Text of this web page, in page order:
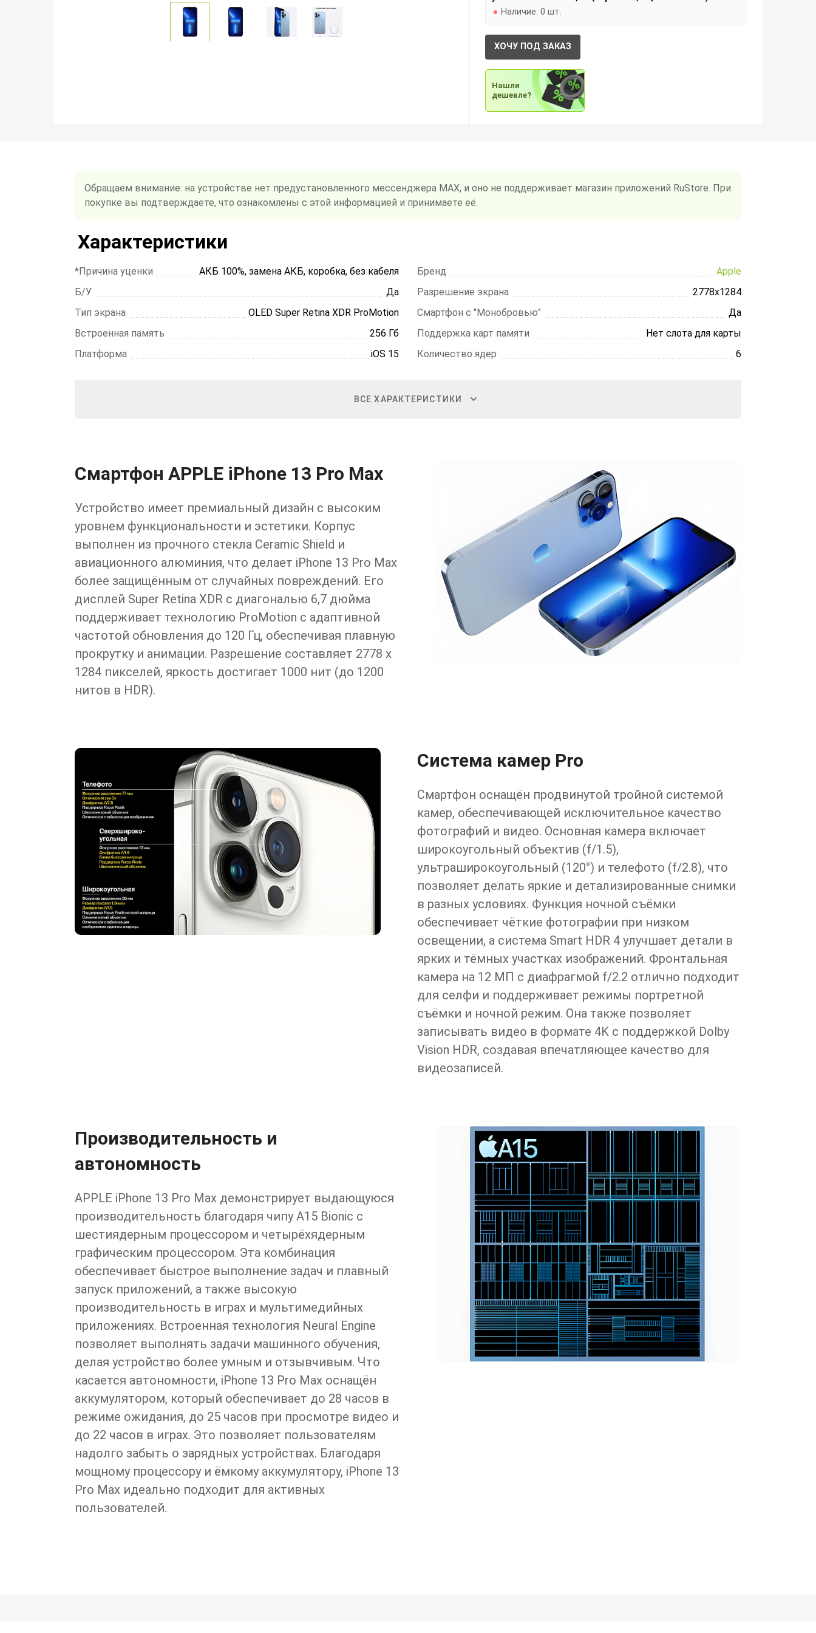
Наличие: 0 шт.
ХОЧУ ПОД ЗАКАЗ
Нашли
дешевле?
Обращаем внимание: на устройстве нет предустановленного мессенджера MAX, и оно не поддерживает магазин приложений RuStore. При
покупке вы подтверждаете, что ознакомлены с этой информацией и принимаете её.
Характеристики
*Причина уценки АКБ 100%, замена АКБ, коробка, без кабеля Бренд
Apple
Б/У
Да Разрешение экрана
2778х1284
Тип экрана
OLED Super Retina XDR ProMotion Смартфон с "Монобровью"
Да
Встроенная память
256 Гб Поддержка карт памяти
Нет слота для карты
Платформа
iOS 15 Количество ядер 6
ВСЕ ХАРАКТЕРИСТИКИ
Смартфон APPLE iPhone 13 Pro Max
Устройство имеет премиальный дизайн с высоким
уровнем функциональности и эстетики. Корпус
выполнен из прочного стекла Ceramic Shield и
авиационного алюминия, что делает iPhone 13 Pro Max
более защищённым от случайных повреждений. Его
дисплей Super Retina XDR с диагональю 6,7 дюйма
поддерживает технологию ProMotion с адаптивной
частотой обновления до 120 Гц, обеспечивая плавную
прокрутку и анимации. Разрешение составляет 2778 x
1284 пикселей, яркость достигает 1000 нит (до 1200
нитов в HDR).
Система камер Pro
Смартфон оснащён продвинутой тройной системой
камер, обеспечивающей исключительное качество
фотографий и видео. Основная камера включает
широкоугольный объектив (f/1.5),
ультраширокоугольный (120°) и телефото (f/2.8), что
позволяет делать яркие и детализированные снимки
в разных условиях. Функция ночной съёмки
обеспечивает чёткие фотографии при низком
освещении, а система Smart HDR 4 улучшает детали в
ярких и тёмных участках изображений. Фронтальная
камера на 12 МП с диафрагмой f/2.2 отлично подходит
для селфи и поддерживает режимы портретной
съёмки и ночной режим. Она также позволяет
записывать видео в формате 4K с поддержкой Dolby
Vision HDR, создавая впечатляющее качество для
видеозаписей.
Производительность и
автономность
APPLE iPhone 13 Pro Max демонстрирует выдающуюся
производительность благодаря чипу A15 Bionic с
шестиядерным процессором и четырёхядерным
графическим процессором. Эта комбинация
обеспечивает быстрое выполнение задач и плавный
запуск приложений, а также высокую
производительность в играх и мультимедийных
приложениях. Встроенная технология Neural Engine
позволяет выполнять задачи машинного обучения,
делая устройство более умным и отзывчивым. Что
касается автономности, iPhone 13 Pro Max оснащён
аккумулятором, который обеспечивает до 28 часов в
режиме ожидания, до 25 часов при просмотре видео и
до 22 часов в играх. Это позволяет пользователям
надолго забыть о зарядных устройствах. Благодаря
мощному процессору и ёмкому аккумулятору, iPhone 13
Pro Max идеально подходит для активных
пользователей.